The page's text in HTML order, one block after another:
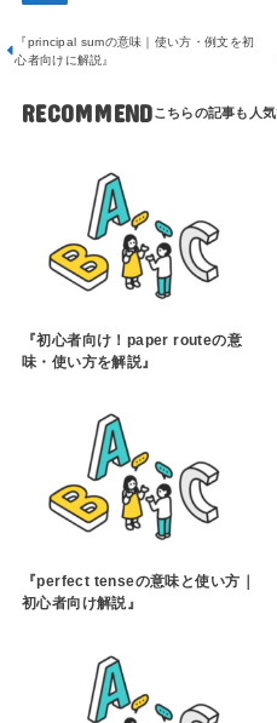
『principal sumの意味｜使い方・例文を初
心者向けに解説』
RECOMMEND
『初心者向け！paper routeの意
味・使い方を解説』
『perfect tenseの意味と使い方｜
初心者向け解説』